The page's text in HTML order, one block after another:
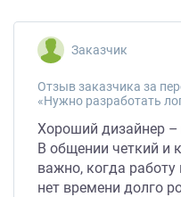
Заказчик
Отзыв заказчика за
«Нужно разработать
Хороший дизайнер –
В общении четкий и
важно, когда
нет времени долго